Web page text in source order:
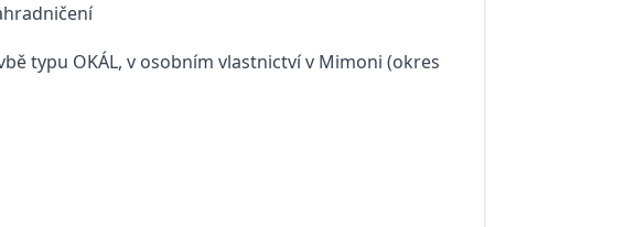
typu OKÁL, v osobním vlastnictví v Mimoni (okres